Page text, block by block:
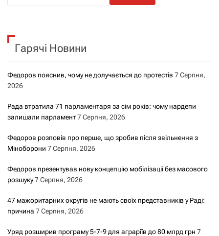
к
Гарячі Новини
Федоров пояснив, чому не долучається до протестів 7 Серпня,
2026
Рада втратила 71 парламентаря за сім років: чому нардепи
залишали парламент7 Серпня, 2026
Федоров розповів про перше, що зробив після звільнення з
Міноборони 7 Серпня, 2026
Федоров презентував нову концепцію мобілізації без масового
розшуку7 Серпня, 2026
47 мажоритарних округів не мають своїх представників у Раді:
причина 7 Серпня, 2026
Уряд розширив програму 5-7-9 для аграріїв до 80 млрд грн 7